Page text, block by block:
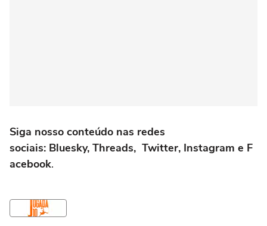
Siga nosso conteúdo nas redes
sociais: Bluesky, Threads, Twitter, Instagram e F
acebook.